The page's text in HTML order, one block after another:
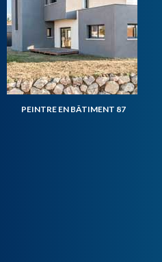
PEINTRE EN BÂTIMENT 87